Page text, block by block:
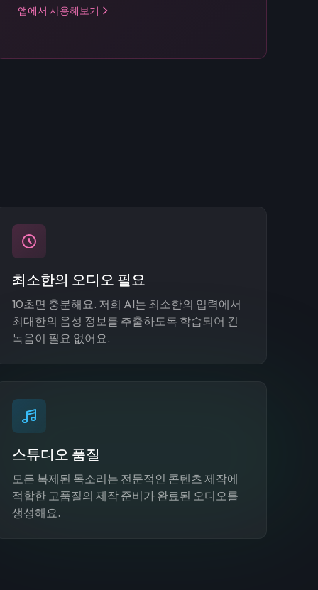
앱에서 사용해보기
최소한의 오디오 필요
10초면 충분해요. 저희 AI는 최소한의 입력에서
최대한의 음성 정보를 추출하도록 학습되어 긴
녹음이 필요 없어요.
스튜디오 품질
모든 복제된 목소리는 전문적인 콘텐츠 제작에
적합한 고품질의 제작 준비가 완료된 오디오를
생성해요.